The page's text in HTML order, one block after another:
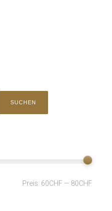
SUCHEN
Preis: 60CHF — 80CHF